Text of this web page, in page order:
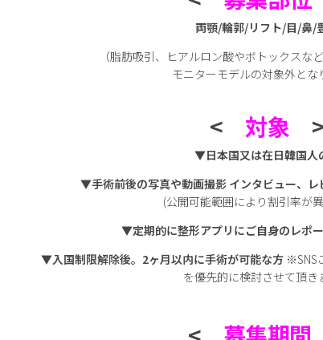
両顎/輪郭/リフト/目/鼻/
（脂肪吸引、ヒアルロン酸やボトックスな
モニターモデルの対象外とな
< 対象
▼日本国又は在日韓国人
▼手術前後の写真や動画撮影 インタビュー、
(公開可能範囲により割引率が
▼定期的に整形アプリにご自身のレポ
▼入国制限解除後。2ヶ月以内に手術が可能な方 ※SNS
を優先的に検討させて頂き